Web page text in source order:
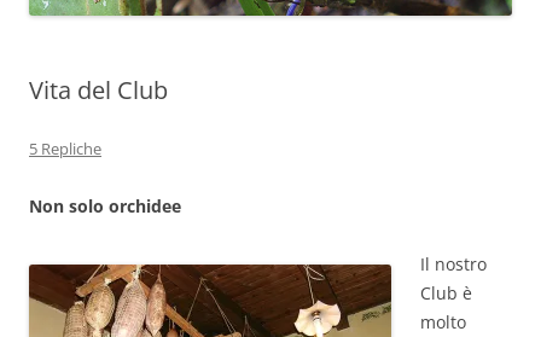
Vita del Club
5 Repliche
Non solo orchidee
Il nostro
Club è
molto